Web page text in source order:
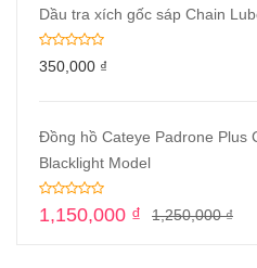
Dầu tra xích gốc sáp Chain
350,000 ₫
Đồng hồ Cateye Padrone Plus
Blacklight Model
1,250,000₫
1,150,000 ₫